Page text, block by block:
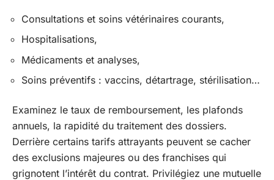
Consultations et soins vétérinaires courants,
Hospitalisations,
Médicaments et analyses,
Soins préventifs : vaccins, détartrage, stérilisation…
Examinez le taux de remboursement, les plafonds
annuels, la rapidité du traitement des dossiers.
Derrière certains tarifs attrayants peuvent se cacher
des exclusions majeures ou des franchises qui
grignotent l’intérêt du contrat. Privilégiez une mutuelle